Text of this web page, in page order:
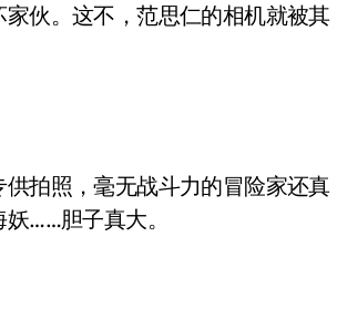
伙。这不，范思仁的相机就被其
拍照，毫无战斗力的冒险家还真
……胆子真大。